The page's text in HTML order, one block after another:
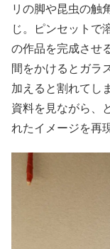
リの脚や昆虫の触
じ。ピンセットで
の作品を完成させ
間をかけるとガラ
加えると割れてし
資料を見ながら、
れたイメージを再